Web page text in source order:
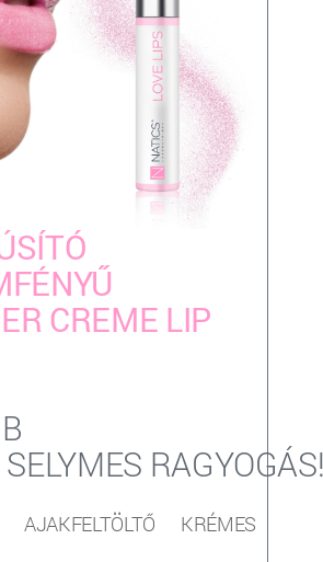
CREME LIP
KRÉMES